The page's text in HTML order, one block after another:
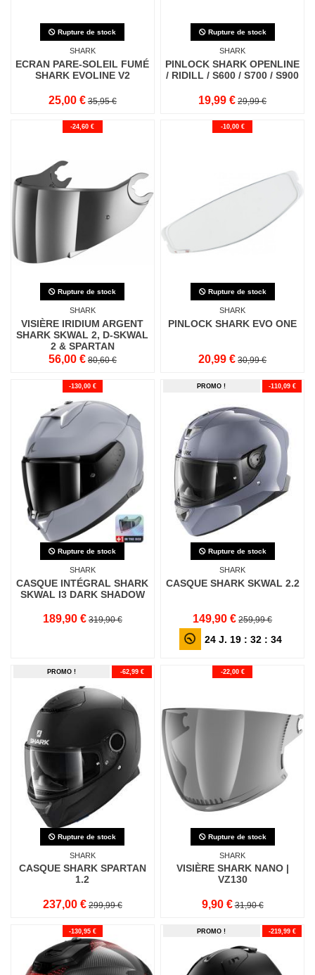
Rupture de stock
SHARK
ECRAN PARE-SOLEIL FUMÉ
SHARK EVOLINE V2
25,00 € 35,95 €
Rupture de stock
SHARK
PINLOCK SHARK OPENLINE
/ RIDILL / S600 / S700 / S900
19,99 € 29,99 €
-24,60 €
Rupture de stock
SHARK
VISIÈRE IRIDIUM ARGENT
SHARK SKWAL 2, D-SKWAL
2 & SPARTAN
56,00 € 80,60 €
-10,00 €
Rupture de stock
SHARK
PINLOCK SHARK EVO ONE
20,99 € 30,99 €
-130,00 €
Rupture de stock
SHARK
CASQUE INTÉGRAL SHARK
SKWAL I3 DARK SHADOW
189,90 € 319,90 €
PROMO ! -110,09 €
Rupture de stock
SHARK
CASQUE SHARK SKWAL 2.2
149,90 € 259,99 €
24 J. 19 :32 :32
PROMO ! -62,99 €
Rupture de stock
SHARK
CASQUE SHARK SPARTAN
1.2
237,00 € 299,99 €
-22,00 €
Rupture de stock
SHARK
VISIÈRE SHARK NANO |
VZ130
9,90 € 31,90 €
-130,95 € PROMO ! -219,99 €